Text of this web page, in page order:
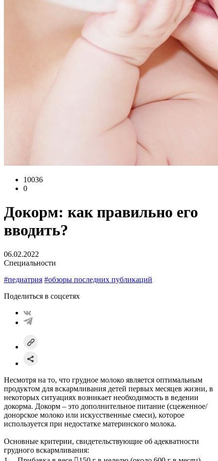
10036
0
Докорм: как правильно его
вводить?
06.02.2022
Специальности
#педиатрия #обзоры последних публикаций
Поделиться в соцсетях
Несмотря на то, что грудное молоко является оптимальным
продуктом для вскармливания детей первых месяцев жизни, в
некоторых ситуациях возникает необходимость в ведении
докорма. Докорм – это дополнительное питание (сцеженное/
донорское молоко или искусственные смеси), которое
используется при недостатке материнского молока.
Основные критерии, свидетельствующие об адекватности
грудного вскармливания: